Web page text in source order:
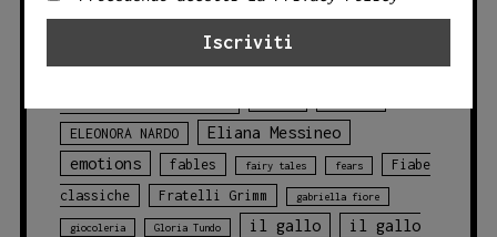
balene
challenges chicca cosentino Circo
CLASSICI
ELEONORA NARDO
Eliana Messineo
emotions
fables fairy tales fears
Fiabe
classiche
Fratelli Grimm gabriella fiore
giocoleria Gloria Tundo il gallo
il gallo